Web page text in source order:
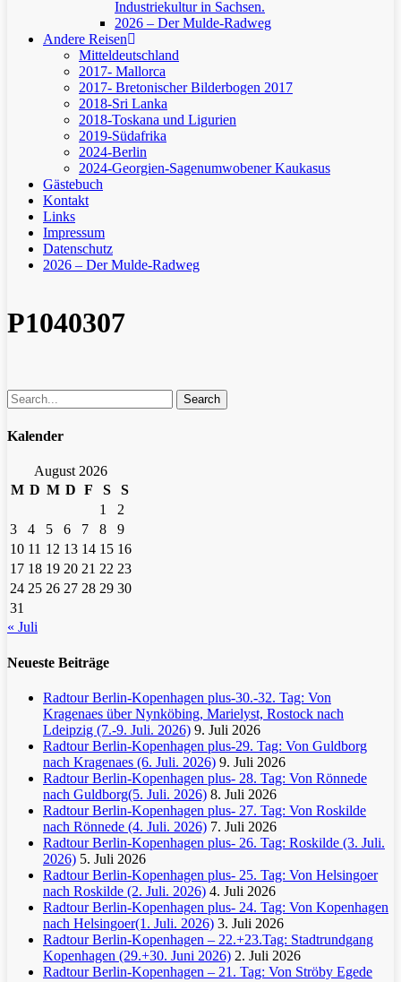
Industriekultur in Sachsen.
2026 – Der Mulde-Radweg
Andere Reisen
Mitteldeutschland
2017- Mallorca
2017- Bretonischer Bilderbogen 2017
2018-Sri Lanka
2018-Toskana und Ligurien
2019-Südafrika
2024-Berlin
2024-Georgien-Sagenumwobener Kaukasus
Gästebuch
Kontakt
Links
Impressum
Datenschutz
2026 – Der Mulde-Radweg
P1040307
Search
Kalender
August 2026
M D M D F S
S
1
2
3
4 5 6 7 8
9
10 11 12 13 14 15 16
17 18 19 20 21 22 23
24 25 26 27 28 29 30
31
« Juli
Neueste Beiträge
Radtour Berlin-Kopenhagen plus-30.-32. Tag: Von
Kragenaes über Nynköbing, Marielyst, Rostock nach
Ldeipzig (7.-9. Juli. 2026) 9. Juli 2026
Radtour Berlin-Kopenhagen plus-29. Tag: Von Guldborg
nach Kragenaes (6. Juli. 2026) 9. Juli 2026
Radtour Berlin-Kopenhagen plus- 28. Tag: Von Rönnede
nach Guldborg(5. Juli. 2026) 8. Juli 2026
Radtour Berlin-Kopenhagen plus- 27. Tag: Von Roskilde
nach Rönnede (4. Juli. 2026) 7. Juli 2026
Radtour Berlin-Kopenhagen plus- 26. Tag: Roskilde (3. Juli.
2026) 5. Juli 2026
Radtour Berlin-Kopenhagen plus- 25. Tag: Von Helsingoer
nach Roskilde (2. Juli. 2026) 4. Juli 2026
Radtour Berlin-Kopenhagen plus- 24. Tag: Von Kopenhagen
nach Helsingoer(1. Juli. 2026) 3. Juli 2026
Radtour Berlin-Kopenhagen – 22.+23.Tag: Stadtrundgang
Kopenhagen (29.+30. Juni 2026) 2. Juli 2026
Radtour Berlin-Kopenhagen – 21. Tag: Von Ströby Egede